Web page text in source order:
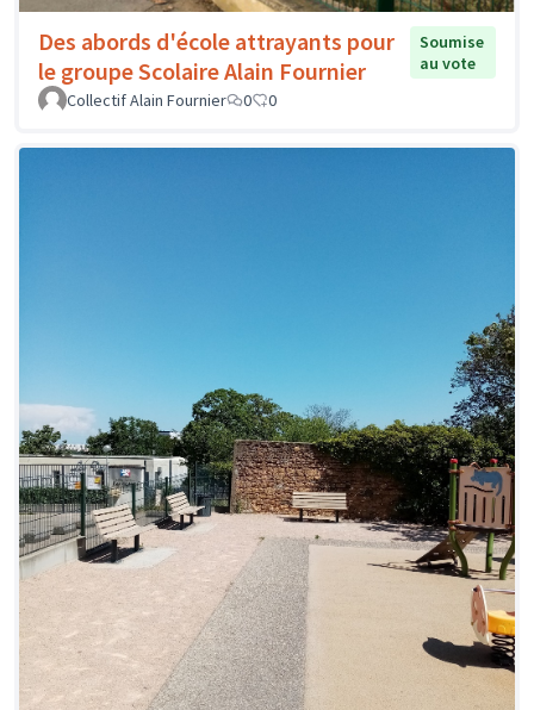
Des abords d'école attrayants pour
le groupe Scolaire Alain Fournier
Soumise
au vote
Collectif Alain Fournier
0 0